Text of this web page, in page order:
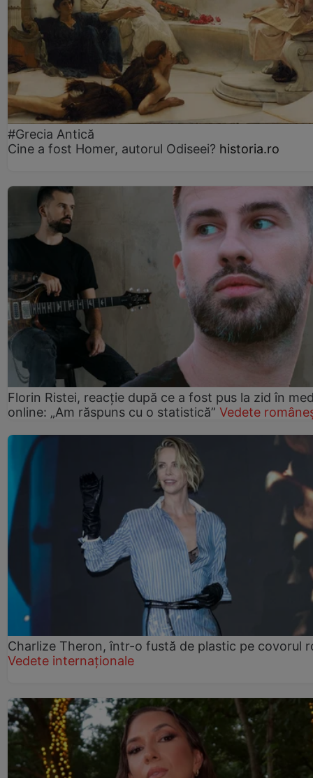
#Grecia Antică
Cine a fost Homer, autorul Odiseei? historia.ro
Florin Ristei, reacție după ce a fost pus la zid în
online: „Am răspuns cu o statistică” Vedete
Charlize Theron, într-o fustă de plastic pe covorul
Vedete internaționale